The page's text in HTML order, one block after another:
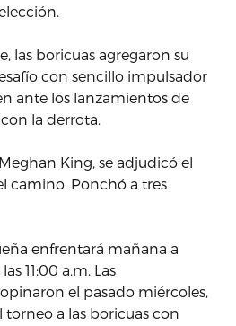
las boricuas agregaron su
con sencillo impulsador
ante los lanzamientos de
la derrota.
King, se adjudicó el
camino. Ponchó a tres
enfrentará mañana a
11:00 a.m. Las
el pasado miércoles,
a las boricuas con